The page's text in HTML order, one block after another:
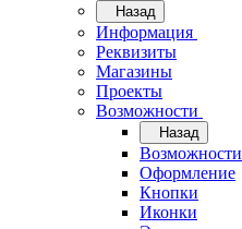
Назад
Информация
Реквизиты
Магазины
Проекты
Возможности
Назад
Возможности
Оформление
Кнопки
Иконки